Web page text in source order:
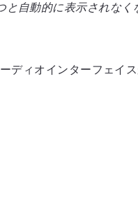
自動的に表示されな
ィオインターフェイ